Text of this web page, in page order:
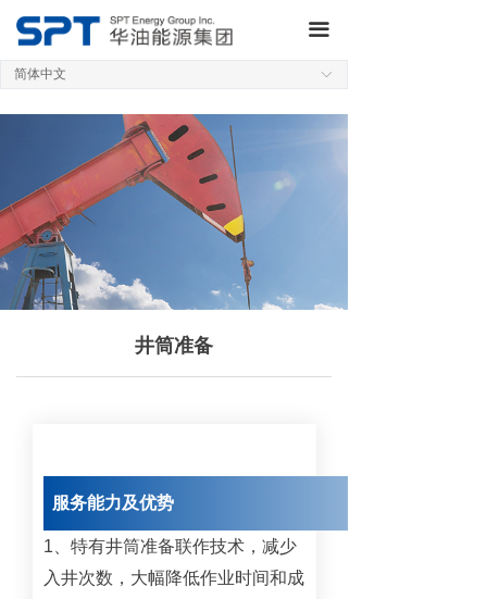
끀
网站首页
关于集团
研发制造
新闻动态
QHSE
ꀅ
简体中文
井筒准备
服务能力及优势
1、特有井筒准备联作技术，减少
入井次数，大幅降低作业时间和成